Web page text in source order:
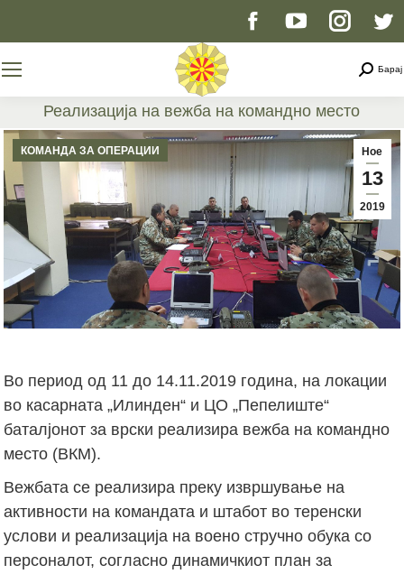
Facebook
opens
in
new
window
YouTube
opens
in
new
window
page
opens
in
new
window
Барај
Реализација на вежба на командно место
You are here:
Ное
13
2019
КОМАНДА ЗА ОПЕРАЦИИ
Во период од 11 до 14.11.2019 година, на локации
во касарната „Илинден“ и ЦО „Пепелиште“
баталјонот за врски реализира вежба на командно
место (ВКМ).
Вежбата се реализира преку извршување на
активности на командата и штабот во теренски
услови и реализација на воено стручно обука со
персоналот, согласно динамичкиот план за